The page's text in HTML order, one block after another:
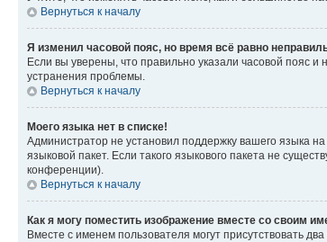
Вернуться к началу
Я изменил часовой пояс, но время всё равно
Если вы уверены, что правильно указали часовой пояс
устранения проблемы.
Вернуться к началу
Моего языка нет в списке!
Администратор не установил поддержку вашего языка
языковой пакет. Если такого языкового пакета не
конференции).
Вернуться к началу
Как я могу поместить изображение вместе со своим
Вместе с именем пользователя могут присутствовать